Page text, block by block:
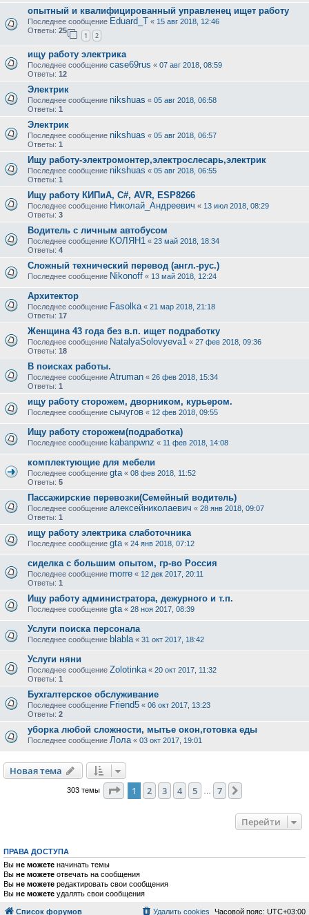
опытный и квалифицированный управленец ищет работу
Последнее сообщение Eduard_T « 15 авг 2018, 12:46
Ответы: 25
1 2
ищу работу электрика
Последнее сообщение case69rus « 07 авг 2018, 08:59
Ответы: 12
Электрик
Последнее сообщение nikshuas « 05 авг 2018, 06:58
Ответы: 1
Электрик
Последнее сообщение nikshuas « 05 авг 2018, 06:57
Ответы: 1
Ищу работу-электромонтер,электрослесарь,электрик
Последнее сообщение nikshuas « 05 авг 2018, 06:55
Ответы: 1
Ищу работу КИПиА, C#, AVR, ESP8266
Последнее сообщение Николай_Андреевич « 13 июл 2018, 08:29
Ответы: 3
Водитель с личным автобусом
Последнее сообщение КОЛЯН1 « 23 май 2018, 18:34
Ответы: 4
Сложный технический перевод (англ.-рус.)
Последнее сообщение Nikonoff « 13 май 2018, 12:24
Архитектор
Последнее сообщение Fasolka « 21 мар 2018, 21:18
Ответы: 17
Женщина 43 года без в.п. ищет подработку
Последнее сообщение NatalyaSolovyeva1 « 27 фев 2018, 09:36
Ответы: 18
В поисках работы.
Последнее сообщение Atruman « 26 фев 2018, 15:34
Ответы: 1
ищу работу сторожем, дворником, курьером.
Последнее сообщение сычугов « 12 фев 2018, 09:55
Ищу работу сторожем(подработка)
Последнее сообщение kabanpwnz « 11 фев 2018, 14:08
комплектующие для мебели
Последнее сообщение gta « 08 фев 2018, 11:52
Ответы: 5
Пассажирские перевозки(Семейный водитель)
Последнее сообщение алексейниколаевич « 28 янв 2018, 09:07
Ответы: 1
ищу работу электрика слаботочника
Последнее сообщение gta « 24 янв 2018, 07:12
сиделка с большим опытом, гр-во Россия
Последнее сообщение morre « 12 дек 2017, 20:11
Ответы: 1
Ищу работу администратора, дежурного и т.п.
Последнее сообщение gta « 28 ноя 2017, 08:39
Услуги поиска персонала
Последнее сообщение blabla « 31 окт 2017, 18:42
Услуги няни
Последнее сообщение Zolotinka « 20 окт 2017, 11:32
Ответы: 1
Бухгалтерское обслуживание
Последнее сообщение Friend5 « 06 окт 2017, 13:23
Ответы: 2
уборка любой сложности, мытье окон,готовка еды
Последнее сообщение Лола « 03 окт 2017, 19:01
Новая тема
303 темы Страница из
1 2 3 4 5 7
Перейти
ПРАВА ДОСТУПА
Вы не можете начинать темы
Вы не можете отвечать на сообщения
Вы не можете редактировать свои сообщения
Вы не можете удалять свои сообщения
Список форумов Часовой пояс: UTC+03:00
Удалить cookies